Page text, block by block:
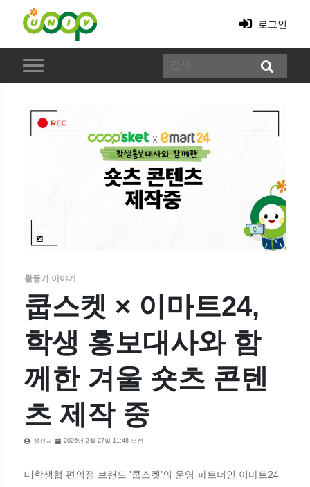
로그인
활동가 이야기
쿱스켓 × 이마트24,
학생 홍보대사와 함
께한 겨울 숏츠 콘텐
츠 제작 중
정선교 2026년 2월 27일 11:48 오전
대학생협 편의점 브랜드 '쿱스켓'의 운영 파트너인 이마트24